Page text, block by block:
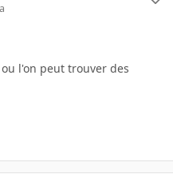
l'on peut trouver des